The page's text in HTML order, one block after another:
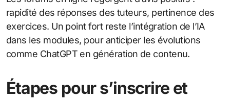
rapidité des réponses des tuteurs, pertinence des
exercices. Un point fort reste l’intégration de l’IA
dans les modules, pour anticiper les évolutions
comme ChatGPT en génération de contenu.
Étapes pour s’inscrire et